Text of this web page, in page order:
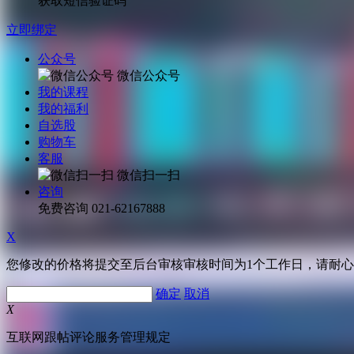
立即绑定
公众号
微信公众号
我的课程
我的福利
自选股
购物车
客服
微信扫一扫
咨询
免费咨询 021-62167888
X
您修改的价格将提交至后台审核审核时间为1个工作日，请耐
确定 取消
X
互联网跟帖评论服务管理规定